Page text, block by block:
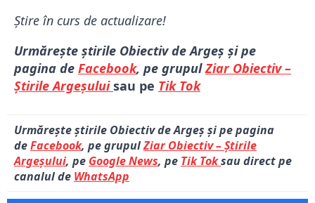
Știre în curs de actualizare!
Urmărește știrile Obiectiv de Argeș și pe
pagina de Facebook, pe grupulZiar Obiectiv –
Știrile Argeșuluisau pe Tik Tok
Urmărește știrile Obiectiv de Argeș și pe pagina
deFacebook, pe grupulZiar Obiectiv – Știrile
Argeșului, pe Google News, pe Tik Toksau direct pe
canalul de WhatsApp